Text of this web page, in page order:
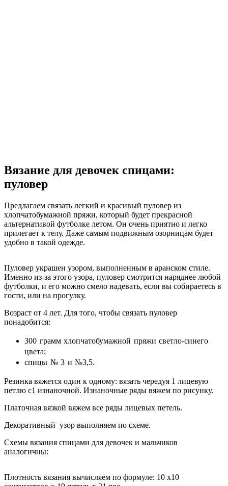
Вязание для девочек спицами:
пуловер
Предлагаем связать легкий и красивый пуловер из
хлопчатобумажной пряжи, который будет прекрасной
альтернативой футболке летом. Он очень приятно и легко
прилегает к телу. Даже самым подвижным озорницам будет
удобно в такой одежде.
Пуловер украшен узором, выполненным в аранском стиле.
Именно из-за этого узора, пуловер смотрится наряднее любой
футболки, и его можно смело надевать, если вы собираетесь в
гости, или на прогулку.
Возраст от 4 лет. Для того, чтобы связать пуловер
понадобится:
300 грамм хлопчатобумажной пряжи светло-синего
цвета;
спицы № 3 и №3,5.
Резинка вяжется один к одному: вязать чередуя 1 лицевую
петлю с1 изнаночной. Изнаночные ряды вяжем по рисунку.
Платочная вязкой вяжем все ряды лицевых петель.
Декоративный узор выполняем по схеме.
Схемы вязания спицами для девочек и мальчиков
аналогичны:
Плотность вязания вычисляем по формуле: 10 х10